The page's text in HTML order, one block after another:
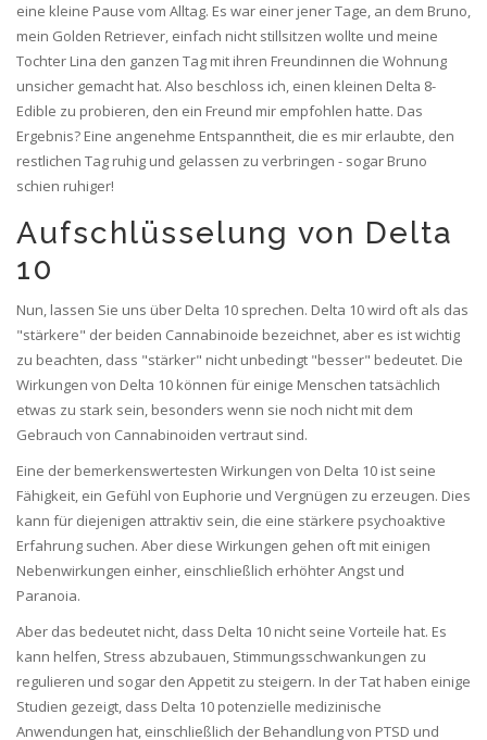
eine kleine Pause vom Alltag. Es war einer jener Tage, an dem Bruno,
mein Golden Retriever, einfach nicht stillsitzen wollte und meine
Tochter Lina den ganzen Tag mit ihren Freundinnen die Wohnung
unsicher gemacht hat. Also beschloss ich, einen kleinen Delta 8-
Edible zu probieren, den ein Freund mir empfohlen hatte. Das
Ergebnis? Eine angenehme Entspanntheit, die es mir erlaubte, den
restlichen Tag ruhig und gelassen zu verbringen - sogar Bruno
schien ruhiger!
Aufschlüsselung von Delta
10
Nun, lassen Sie uns über Delta 10 sprechen. Delta 10 wird oft als das
"stärkere" der beiden Cannabinoide bezeichnet, aber es ist wichtig
zu beachten, dass "stärker" nicht unbedingt "besser" bedeutet. Die
Wirkungen von Delta 10 können für einige Menschen tatsächlich
etwas zu stark sein, besonders wenn sie noch nicht mit dem
Gebrauch von Cannabinoiden vertraut sind.
Eine der bemerkenswertesten Wirkungen von Delta 10 ist seine
Fähigkeit, ein Gefühl von Euphorie und Vergnügen zu erzeugen. Dies
kann für diejenigen attraktiv sein, die eine stärkere psychoaktive
Erfahrung suchen. Aber diese Wirkungen gehen oft mit einigen
Nebenwirkungen einher, einschließlich erhöhter Angst und
Paranoia.
Aber das bedeutet nicht, dass Delta 10 nicht seine Vorteile hat. Es
kann helfen, Stress abzubauen, Stimmungsschwankungen zu
regulieren und sogar den Appetit zu steigern. In der Tat haben einige
Studien gezeigt, dass Delta 10 potenzielle medizinische
Anwendungen hat, einschließlich der Behandlung von PTSD und